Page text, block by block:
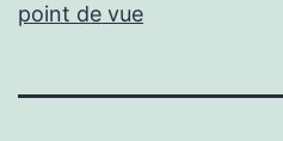
point de vue